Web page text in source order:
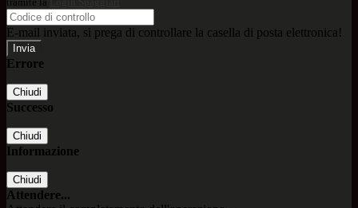
E-mail inviata, si prega di controllare la casella di posta elettronica!
Errore
Chiudi
Successo
Chiudi
Informazione
Chiudi
Attendere...